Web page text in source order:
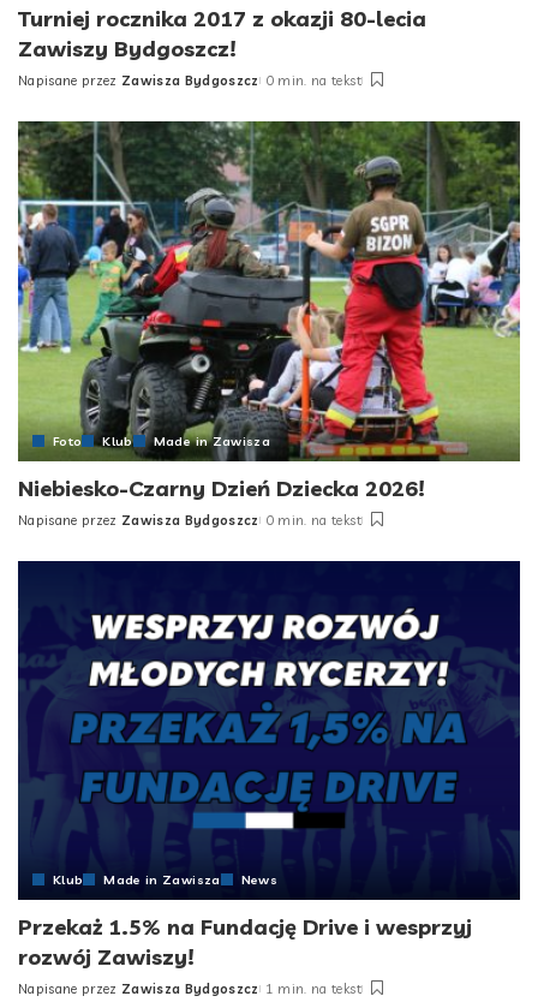
Turniej rocznika 2017 z okazji 80-lecia
Zawiszy Bydgoszcz!
Posted
Napisane przez Zawisza Bydgoszcz 0 min. na tekst
Foto Klub Made in Zawisza
Niebiesko-Czarny Dzień Dziecka 2026!
Posted
Napisane przez Zawisza Bydgoszcz 0 min. na tekst
Klub Made in Zawisza News
Przekaż 1.5% na Fundację Drive i wesprzyj
rozwój Zawiszy!
Posted
Napisane przez Zawisza Bydgoszcz 1 min. na tekst